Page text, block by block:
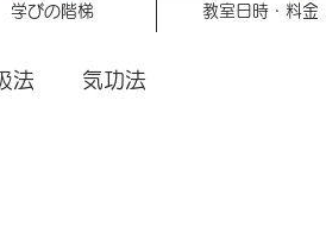
学びの階梯 教室日時・料金
法 気功法